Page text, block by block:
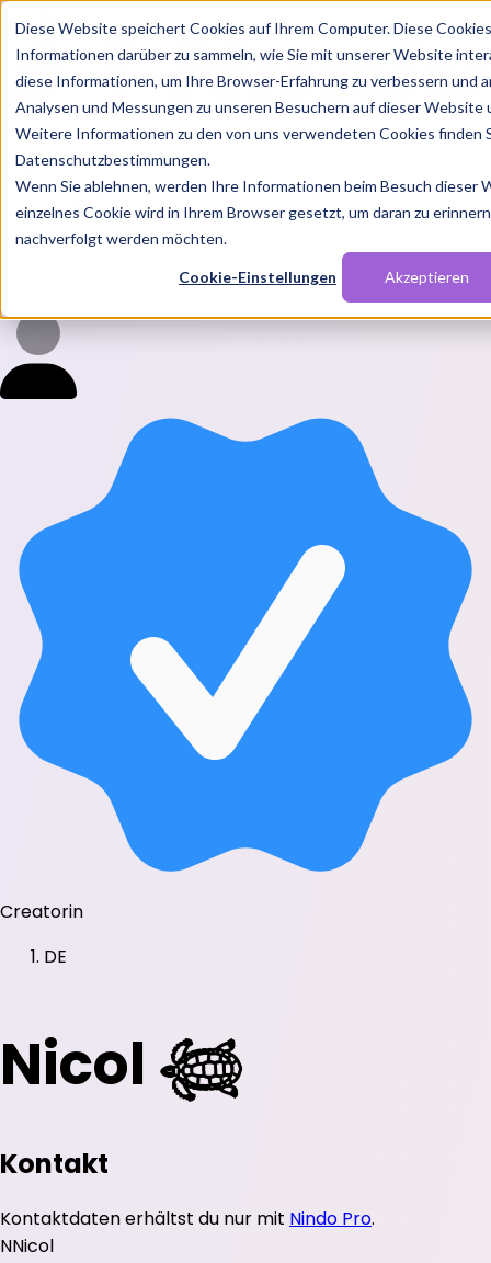
Diese Website speichert Cookies auf Ihrem Computer. Diese
Informationen darüber zu sammeln, wie Sie mit unserer Website
diese Informationen, um Ihre Browser-Erfahrung zu verbessern und
Analysen und Messungen zu unseren Besuchern auf dieser Website
Weitere Informationen zu den von uns verwendeten Cookies finden
Datenschutzbestimmungen.
Wenn Sie ablehnen, werden Ihre Informationen beim Besuch dieser
einzelnes Cookie wird in Ihrem Browser gesetzt, um daran zu
nachverfolgt werden möchten.
Cookie-Einstellungen Akzeptieren
Features
Solutions
BlogChartsRabatt CodesPakete
Creatorin
DE
Nicol 𓆉
Kontakt
Kontaktdaten erhältst du nur mit Nindo Pro.
NNicol